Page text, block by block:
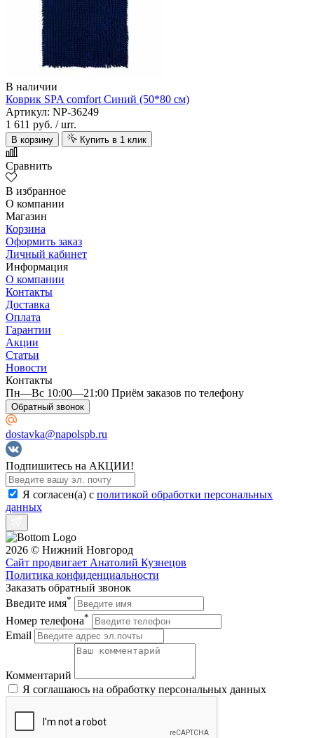
В наличии
Коврик SPA comfort Синий (50*80 см)
Артикул: NP-36249
1 611 руб. / шт.
В корзину Купить в 1 клик
Сравнить
В избранное
О компании
Магазин
Корзина
Оформить заказ
Личный кабинет
Информация
О компании
Контакты
Доставка
Оплата
Гарантии
Акции
Статьи
Новости
Контакты
Пн—Вс 10:00—21:00 Приём заказов по телефону
Обратный звонок
dostavka@napolspb.ru
Подпишитесь на АКЦИИ!
Я согласен(a) с политикой обработки персональных
данных
2026 © Нижний Новгород
Сайт продвигает Анатолий Кузнецов
Политика конфиденциальности
Заказать обратный звонок
Введите имя*
Номер телефона*
Email
Комментарий
Я соглашаюсь на обработку персональных данных